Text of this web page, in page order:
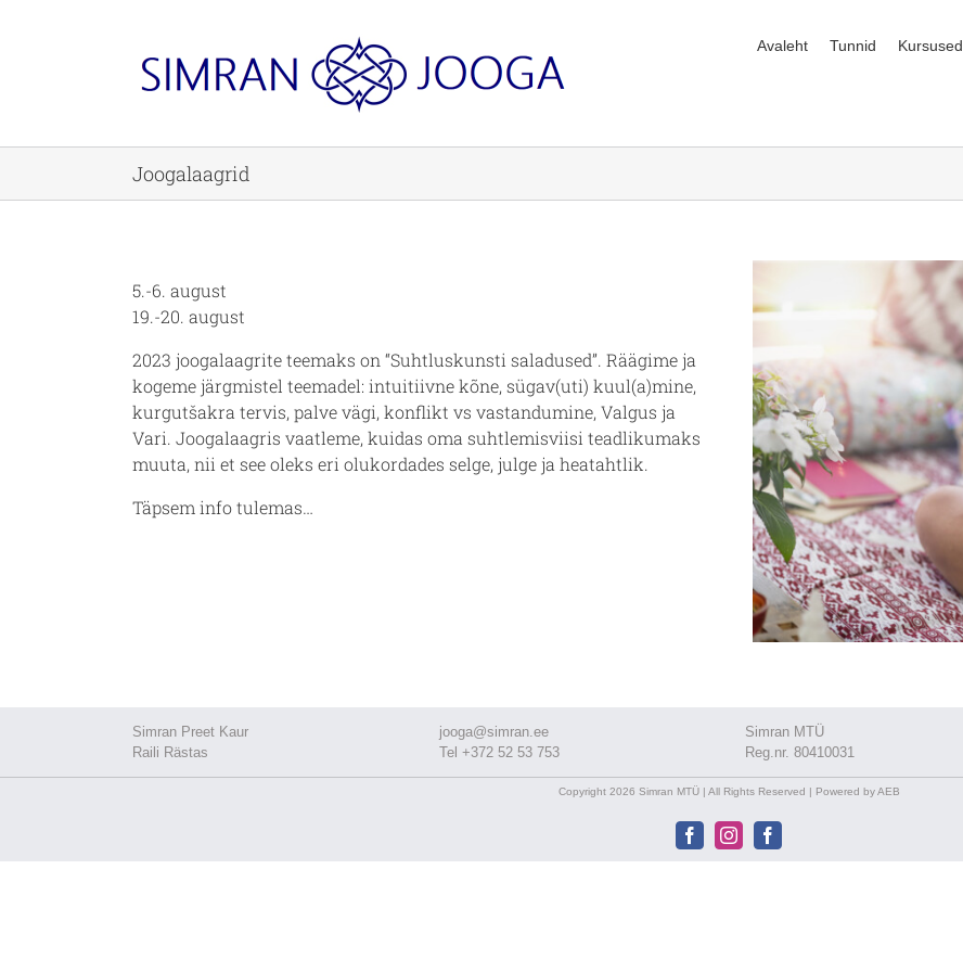
Avaleht Tunnid Kursused
Joogalaagrid
5.-6. august
19.-20. august
2023 joogalaagrite teemaks on “Suhtluskunsti saladused”. Räägime ja
kogeme järgmistel teemadel: intuitiivne kõne, sügav(uti) kuul(a)mine,
kurgutšakra tervis, palve vägi, konflikt vs vastandumine, Valgus ja
Vari. Joogalaagris vaatleme, kuidas oma suhtlemisviisi teadlikumaks
muuta, nii et see oleks eri olukordades selge, julge ja heatahtlik.
Täpsem info tulemas…
Simran Preet Kaur
Raili Rästas
jooga@simran.ee
Tel +372 52 53 753
Simran MTÜ
Reg.nr. 80410031
Copyright 2026 Simran MTÜ | All Rights Reserved | Powered by AEB
FacebookInstagramFacebook